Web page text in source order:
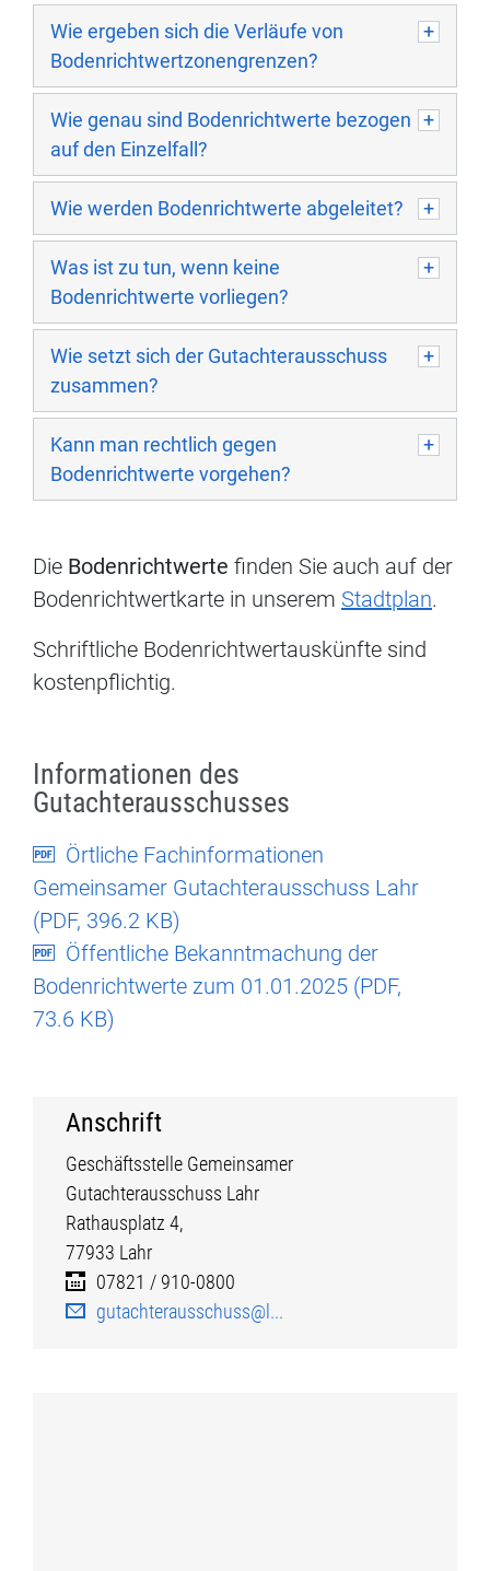
Wie ergeben sich die Verläufe von
Bodenrichtwertzonengrenzen?
Wie genau sind Bodenrichtwerte bezogen
auf den Einzelfall?
Wie werden Bodenrichtwerte abgeleitet?
Was ist zu tun, wenn keine
Bodenrichtwerte vorliegen?
Wie setzt sich der Gutachterausschuss
zusammen?
Kann man rechtlich gegen
Bodenrichtwerte vorgehen?
Die Bodenrichtwerte finden Sie auch auf der
Bodenrichtwertkarte in unserem Stadtplan.
Schriftliche Bodenrichtwertauskünfte sind
kostenpflichtig.
Informationen des
Gutachterausschusses
Örtliche Fachinformationen
Gemeinsamer Gutachterausschuss Lahr
(PDF, 396.2 KB)
Öffentliche Bekanntmachung der
Bodenrichtwerte zum 01.01.2025 (PDF,
73.6 KB)
Anschrift
Geschäftsstelle Gemeinsamer
Gutachterausschuss Lahr
Rathausplatz 4,
77933 Lahr
07821 / 910-0800
gutachterausschuss@l...